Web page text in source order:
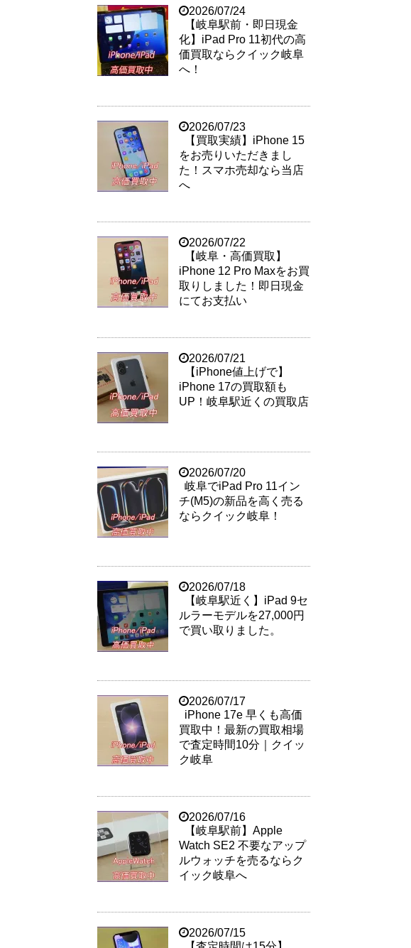
2026/07/24
【岐阜駅前・即日現金
化】iPad Pro 11初代の高
価買取ならクイック岐阜
へ！
2026/07/23
【買取実績】iPhone 15
をお売りいただきまし
た！スマホ売却なら当店
へ
2026/07/22
【岐阜・高価買取】
iPhone 12 Pro Maxをお買
取りしました！即日現金
にてお支払い
2026/07/21
【iPhone値上げで】
iPhone 17の買取額も
UP！岐阜駅近くの買取店
2026/07/20
岐阜でiPad Pro 11イン
チ(M5)の新品を高く売る
ならクイック岐阜！
2026/07/18
【岐阜駅近く】iPad 9セ
ルラーモデルを27,000円
で買い取りました。
2026/07/17
iPhone 17e 早くも高価
買取中！最新の買取相場
で査定時間10分｜クイッ
ク岐阜
2026/07/16
【岐阜駅前】Apple
Watch SE2 不要なアップ
ルウォッチを売るならク
イック岐阜へ
2026/07/15